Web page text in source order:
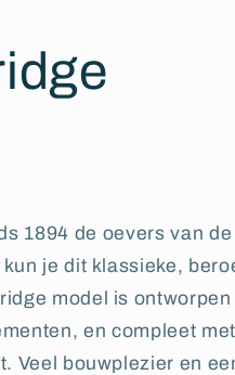
1894 de oevers van
je dit klassieke,
model is ontworpen
en compleet
Veel bouwplezier en